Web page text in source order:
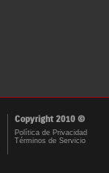
Copyright 2010 ©
Política de Privacidad
Términos de Servicio